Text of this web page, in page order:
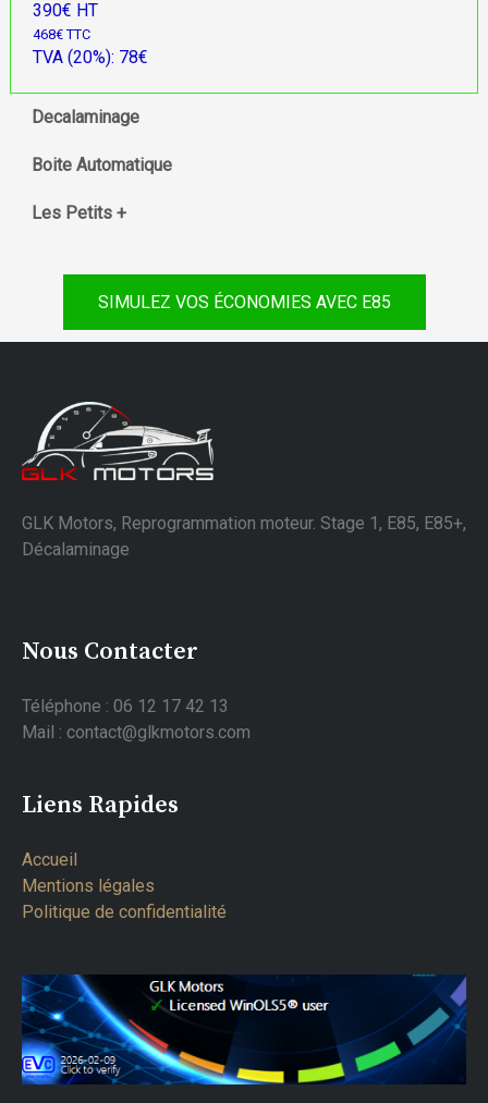
390€ HT
468€ TTC
TVA (20%): 78€
Decalaminage
Boite Automatique
Les Petits +
SIMULEZ VOS ÉCONOMIES AVEC E85
GLK Motors, Reprogrammation moteur. Stage 1, E85, E85+,
Décalaminage
Nous Contacter
Téléphone : 06 12 17 42 13
Mail : contact@glkmotors.com
Liens Rapides
Accueil
Mentions légales
Politique de confidentialité